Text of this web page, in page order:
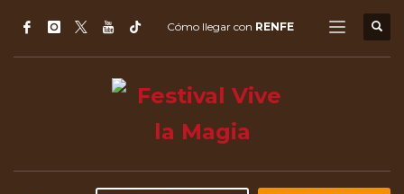
Cómo llegar con RENFE